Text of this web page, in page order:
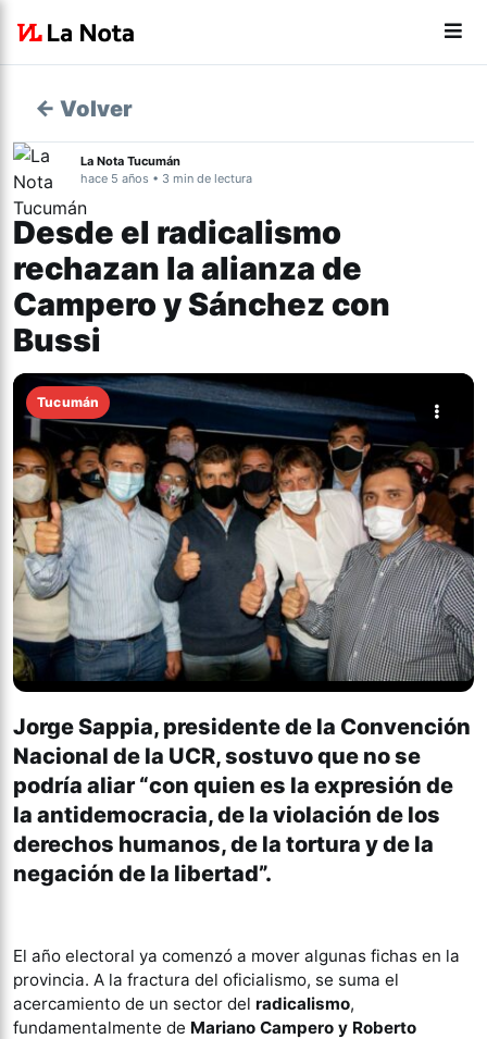
← Volver
La Nota Tucumán
hace 5 años • 3 min de lectura
Desde el radicalismo
rechazan la alianza de
Campero y Sánchez con
Bussi
Tucumán
Jorge Sappia, presidente de la Convención
Nacional de la UCR, sostuvo que no se
podría aliar “con quien es la expresión de
la antidemocracia, de la violación de los
derechos humanos, de la tortura y de la
negación de la libertad”.
El año electoral ya comenzó a mover algunas fichas en la
provincia. A la fractura del oficialismo, se suma el
acercamiento de un sector del radicalismo,
fundamentalmente de Mariano Campero y Roberto